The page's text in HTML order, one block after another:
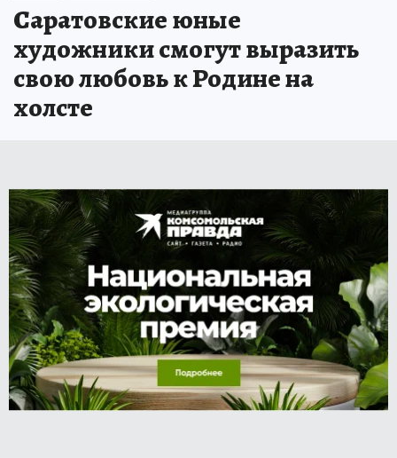
Саратовские юные
художники смогут выразить
свою любовь к Родине на
холсте